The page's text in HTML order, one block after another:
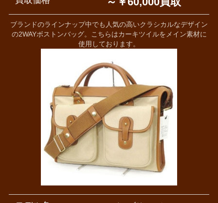
ブランドのラインナップ中でも人気の高いクラシカルなデザイン
の2WAYボストンバッグ。こちらはカーキツイルをメイン素材に
使用しております。